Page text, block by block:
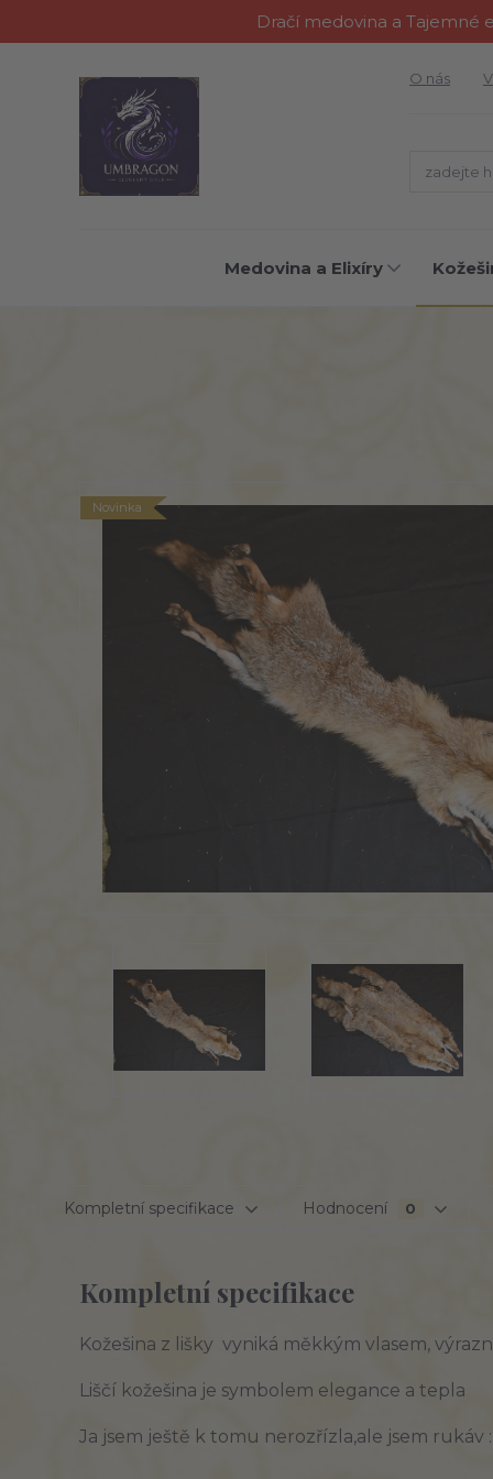
Dračí medovina a Tajemné
O nás
Medovina a Elixíry
Novinka
Kompletní specifikace Hodnocení 0
Kompletní specifikace
Kožešina z lišky vyniká měkkým vlasem,
Liščí kožešina je symbolem elegance a tepla
Ja jsem ještě k tomu nerozřízla,ale jsem rukáv